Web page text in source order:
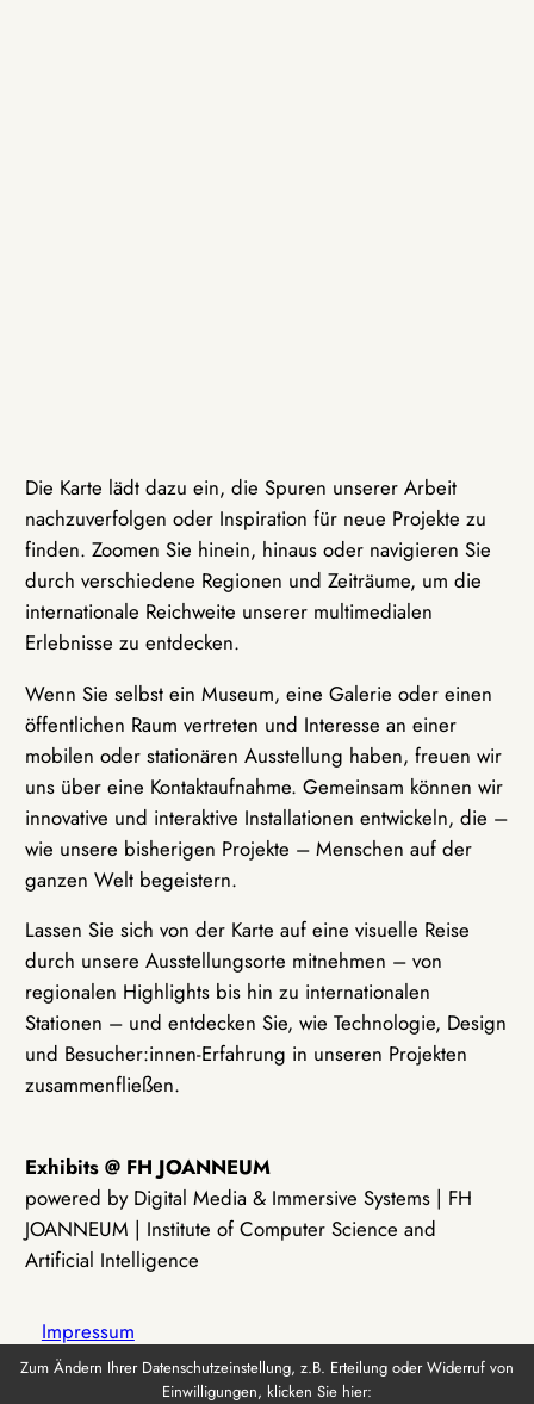
Die Karte lädt dazu ein, die Spuren unserer Arbeit
nachzuverfolgen oder Inspiration für neue Projekte zu
finden. Zoomen Sie hinein, hinaus oder navigieren Sie
durch verschiedene Regionen und Zeiträume, um die
internationale Reichweite unserer multimedialen
Erlebnisse zu entdecken.
Wenn Sie selbst ein Museum, eine Galerie oder einen
öffentlichen Raum vertreten und Interesse an einer
mobilen oder stationären Ausstellung haben, freuen wir
uns über eine Kontaktaufnahme. Gemeinsam können wir
innovative und interaktive Installationen entwickeln, die –
wie unsere bisherigen Projekte – Menschen auf der
ganzen Welt begeistern.
Lassen Sie sich von der Karte auf eine visuelle Reise
durch unsere Ausstellungsorte mitnehmen – von
regionalen Highlights bis hin zu internationalen
Stationen – und entdecken Sie, wie Technologie, Design
und Besucher:innen-Erfahrung in unseren Projekten
zusammenfließen.
Exhibits @ FH JOANNEUM
powered by Digital Media & Immersive Systems | FH
JOANNEUM | Institute of Computer Science and
Artificial Intelligence
Impressum
Zum Ändern Ihrer Datenschutzeinstellung, z.B. Erteilung oder Widerruf von
Einwilligungen, klicken Sie hier: